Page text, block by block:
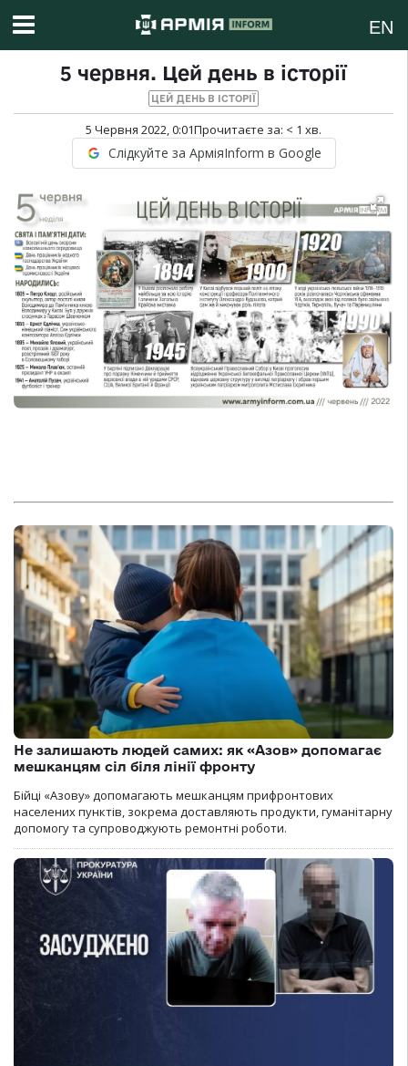
EN
5 червня. Цей день в історії
ЦЕЙ ДЕНЬ В ІСТОРІЇ
5 Червня 2022, 0:01Прочитаєте за: < 1 хв.
Слідкуйте за АрміяInform в Google
Не залишають людей самих: як «Азов» допомагає
мешканцям сіл біля лінії фронту
Бійці «Азову» допомагають мешканцям прифронтових
населених пунктів, зокрема доставляють продукти, гуманітарну
допомогу та супроводжують ремонтні роботи.